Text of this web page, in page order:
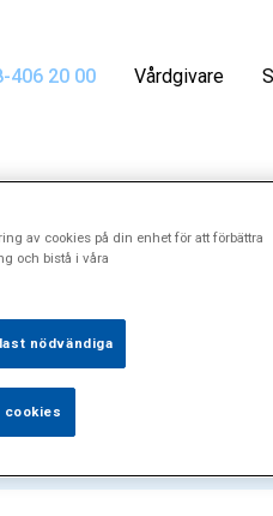
406 20 00 Vårdgivare
av cookies på din enhet för att förbättra
och bistå i våra
nödvändiga
cookies